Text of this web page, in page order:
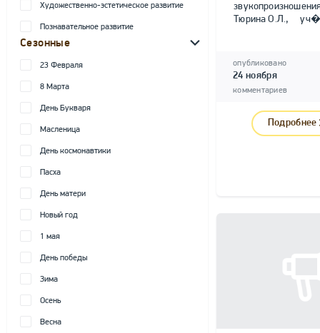
Художественно-эстетическое развитие
Познавательное развитие
Сезонные
23 Февраля
8 Марта
День Букваря
Масленица
День космонавтики
Пасха
День матери
Новый год
1 мая
День победы
Зима
Осень
Весна
Тюрина О.Л.,
опубликовано
24 ноября
комментариев
Подробнее